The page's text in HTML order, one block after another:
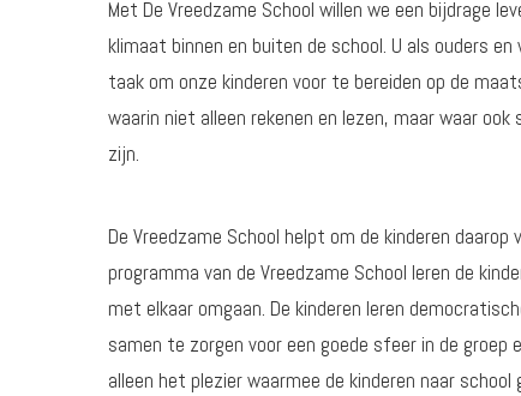
Met De Vreedzame School willen we een bijdrage
klimaat binnen en buiten de school. U als ouders
taak om onze kinderen voor te bereiden op de
waarin niet alleen rekenen en lezen, maar waar ook
zijn.
De Vreedzame School helpt om de kinderen
programma van de Vreedzame School leren de
met elkaar omgaan. De kinderen leren
samen te zorgen voor een goede sfeer in de groep
alleen het plezier waarmee de kinderen naar